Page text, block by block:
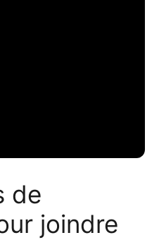
de
joindre